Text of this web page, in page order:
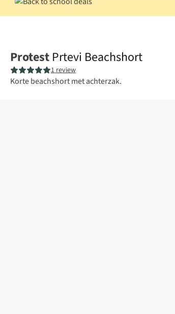
Protest Prtevi Beachshort
1 review
Korte beachshort met achterzak.